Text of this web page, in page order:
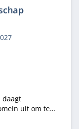
daagt
uit om te